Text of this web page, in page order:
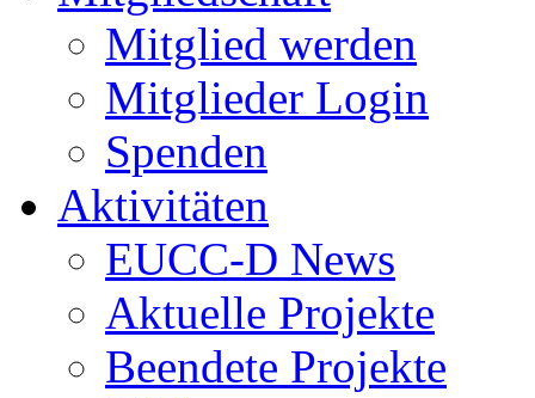
Mitglied werden
Mitglieder Login
Spenden
Aktivitäten
EUCC-D News
Aktuelle Projekte
Beendete Projekte